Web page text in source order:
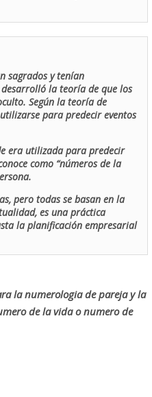
sagrados y tenían
la teoría de que los
Según la teoría de
para predecir eventos
era utilizada para predecir
como “números de la
pero todas se basan en la
es una práctica
la planificación empresarial
la numerologia de pareja y la
de la vida o numero de